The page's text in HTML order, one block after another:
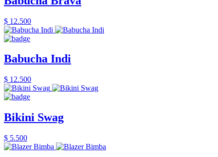
$ 12.500
Babucha Indi
$ 12.500
Bikini Swag
$ 5.500